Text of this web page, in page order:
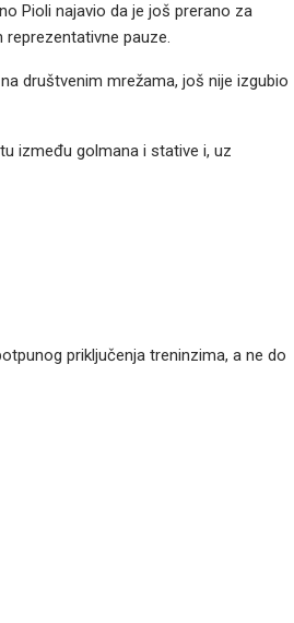
Pioli najavio da je još prerano za
reprezentativne pauze.
društvenim mrežama, još nije izgubio
između golmana i stative i, uz
priključenja treninzima, a ne do